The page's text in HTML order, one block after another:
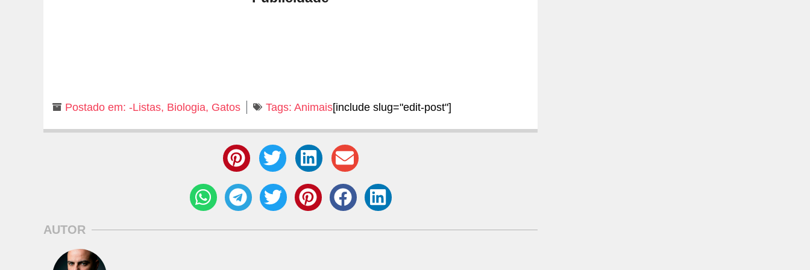
Postado em: -Listas, Biologia, Gatos Tags: Animais[include slug="edit-post"]
AUTOR